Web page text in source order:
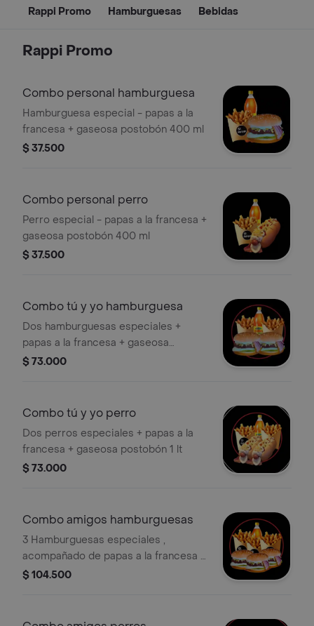
Rappi Promo Hamburguesas Bebidas
Rappi Promo
Combo personal hamburguesa
Hamburguesa especial - papas a la
francesa + gaseosa postobón 400 ml
$ 37.500
Combo personal perro
Perro especial - papas a la francesa +
gaseosa postobón 400 ml
$ 37.500
Combo tú y yo hamburguesa
Dos hamburguesas especiales +
papas a la francesa + gaseosa
postobón 1 lt
$ 73.000
Combo tú y yo perro
Dos perros especiales + papas a la
francesa + gaseosa postobón 1 lt
$ 73.000
Combo amigos hamburguesas
3 Hamburguesas especiales ,
acompañado de papas a la francesa y
gaseosa postobón 1 lt
$ 104.500